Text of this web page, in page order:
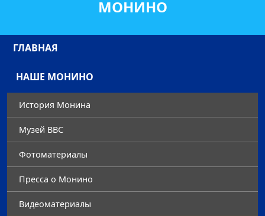
МОНИНО
ГЛАВНАЯ
НАШЕ МОНИНО
История Монина
Музей ВВС
Фотоматериалы
Преccа о Монино
Видеоматериалы